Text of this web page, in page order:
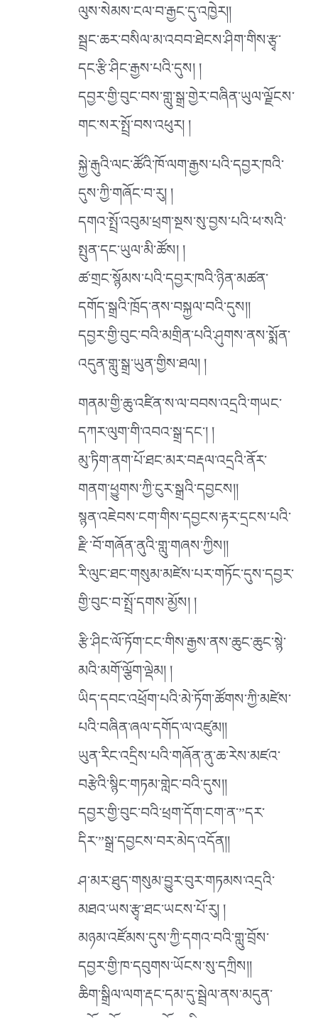
ལུས་སེམས་ངལ་བ་རྒྱང་དུ་འཁྱེར།།
སྦྲང་ཆར་བསིལ་མ་འབབ་ཐེངས་ཤིག་གིས་རྩྭ་
དང་རྩི་ཤིང་རྒྱས་པའི་དུས། །
དབྱར་གྱི་བུང་བས་གླུ་སྒྲ་གྱེར་བཞིན་ཡུལ་ལྗོངས་
གང་སར་སྤྲོ་བས་འཕུར། །
སྐྱེ་རྒུའི་ལང་ཚོའི་ཁོ་ལག་རྒྱས་པའི་དབྱར་ཁའི་
དུས་ཀྱི་གཞོང་བ་རུ། །
དགའ་སྤྲོ་འབུམ་ཕྲག་སྔས་སུ་བྱས་པའི་ཕ་སའི་
སྤུན་དང་ཡུལ་མི་ཚོས། །
ཚ་གྲང་སྙོམས་པའི་དབྱར་ཁའི་ཉིན་མཚན་
དགོད་སྒྲའི་ཁྲོད་ནས་བསྐྱལ་བའི་དུས།།
དབྱར་གྱི་བུང་བའི་མགྲིན་པའི་ཤུགས་ནས་སྨོན་
འདུན་གླུ་སྒྲ་ཡུན་གྱིས་ཐལ། །
གནམ་གྱི་ཆུ་འཛིན་ས་ལ་བབས་འདྲའི་གཡང་
དཀར་ལུག་གི་འབའ་སྒྲ་དང༌། །
མུ་ཏིག་ནག་པོ་ཐང་མར་བརྡལ་འདྲའི་ནོར་
གནག་ཕྱུགས་ཀྱི་ངུར་སྒྲའི་དབྱངས།།
སྙན་འཇེབས་ངག་གིས་དབྱངས་རྟར་དྲངས་པའི་
རྫི་བོ་གཞོན་ནུའི་གླུ་གཞས་ཀྱིས།།
རི་ལུང་ཐང་གསུམ་མཛེས་པར་གཏོང་དུས་དབྱར་
གྱི་བུང་བ་སྤྲོ་དགས་མྱོས། །
རྩི་ཤིང་ལོ་ཏོག་ངང་གིས་རྒྱས་ནས་ཆུང་ཆུང་སྙེ་
མའི་མགོ་ལྕོག་ལྡེམ། །
ཡིད་དབང་འཕྲོག་པའི་མེ་ཏོག་ཚོགས་ཀྱི་མཛེས་
པའི་བཞིན་ཞལ་དགོད་ལ་འཛུམ།།
ཡུན་རིང་འདྲིས་པའི་གཞོན་ནུ་ཆ་རེས་མཛའ་
བརྩེའི་སྙིང་གཏམ་གླེང་བའི་དུས།།
དབྱར་གྱི་བུང་བའི་ཕྲག་དོག་ངག་ན་”དར་
དིར་”སྒྲ་དབྱངས་བར་མེད་འདོན།།
ཤ་མར་ཐུད་གསུམ་བྱུར་བུར་གཏམས་འདྲའི་
མཐའ་ཡས་རྩྭ་ཐང་ཡངས་པོ་རུ། །
མཉམ་འཛོམས་དུས་ཀྱི་དགའ་བའི་གླུ་བྲོས་
དབྱར་གྱི་ཁ་དབུགས་ཡོངས་སུ་དཀྲིས།།
ཆིག་སྒྲིལ་ལག་རྡང་དམ་དུ་སྦྲེལ་ནས་མདུན་